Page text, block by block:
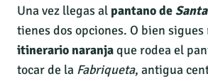
Una vez llegas al pantano de
tienes dos opciones. O bien
itinerario naranjaque rodea el
tocar de la Fabriqueta, antigua